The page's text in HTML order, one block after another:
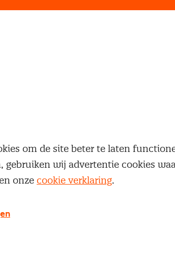
account?
om de site beter te laten
gebruiken wij advertentie cookies
onze cookie verklaring.